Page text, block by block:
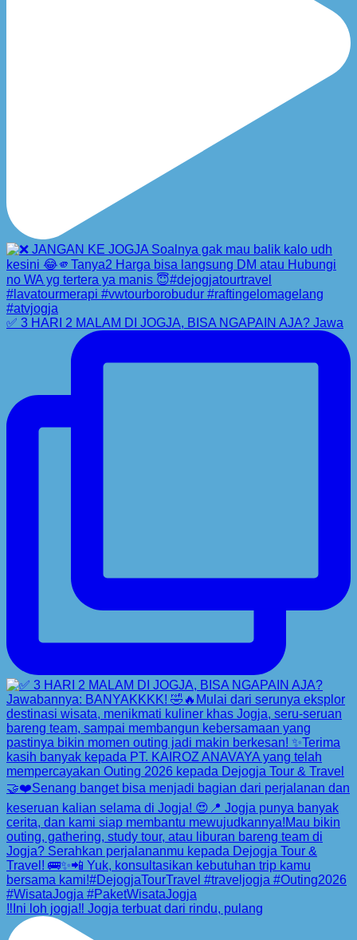
✅ 3 HARI 2 MALAM DI JOGJA, BISA NGAPAIN AJA? Jawa
‼️Ini loh jogja‼️ Jogja terbuat dari rindu, pulang